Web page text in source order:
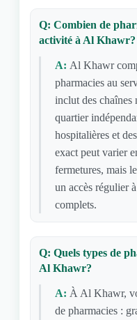
Q: Combien de
activité à Al Khawr?
A: Al Khawr
pharmacies au
inclut des chaînes
quartier
hospitalières et
exact peut varier
fermetures, mais
un accès régulier
complets.
Q: Quels types de
Al Khawr?
A: À Al Khawr,
de pharmacies :